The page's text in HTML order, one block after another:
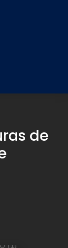
de